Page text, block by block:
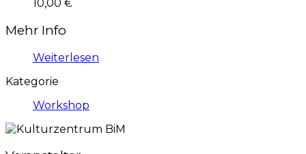
10,00 €
Mehr Info
Weiterlesen
Kategorie
Workshop